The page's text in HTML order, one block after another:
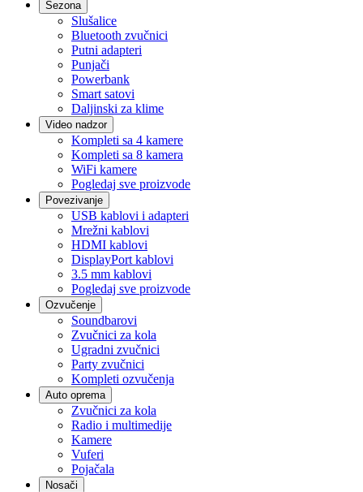
Sezona
Slušalice
Bluetooth zvučnici
Putni adapteri
Punjači
Powerbank
Smart satovi
Daljinski za klime
Video nadzor
Kompleti sa 4 kamere
Kompleti sa 8 kamera
WiFi kamere
Pogledaj sve proizvode
Povezivanje
USB kablovi i adapteri
Mrežni kablovi
HDMI kablovi
DisplayPort kablovi
3.5 mm kablovi
Pogledaj sve proizvode
Ozvučenje
Soundbarovi
Zvučnici za kola
Ugradni zvučnici
Party zvučnici
Kompleti ozvučenja
Auto oprema
Zvučnici za kola
Radio i multimedije
Kamere
Vuferi
Pojačala
Nosači